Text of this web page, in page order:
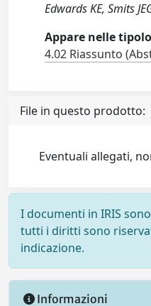
Edwards KE, Smits
Appare nelle
4.02 Riassunto
File in questo prodotto:
Eventuali allegati,
I documenti in IRIS
tutti i diritti sono
indicazione.
Informazioni